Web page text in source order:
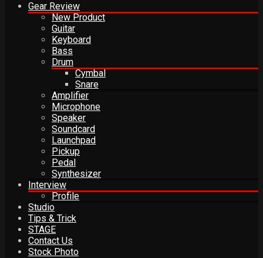
Gear Review
New Product
Guitar
Keyboard
Bass
Drum
Cymbal
Snare
Amplifier
Microphone
Speaker
Soundcard
Launchpad
Pickup
Pedal
Synthesizer
Interview
Profile
Studio
Tips & Trick
STAGE
Contact Us
Stock Photo